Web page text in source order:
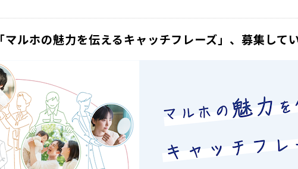
「マルホの魅力を伝えるキャッチフレーズ」、募集して